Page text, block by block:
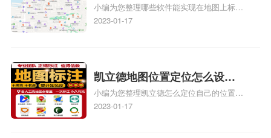
图位置地址标记？门指路人地
图标注服务中心苹果地图位置
小编为您整理哪些软件能实现在地图上标记
门指路人地图标注服务中心位置、门指路人
门指路人地图标注服务中心地址标注上地图
怎么弄相关地图标注知识，详情可查看下方
正文！
2023-01-17
凯立德地图位置定位怎么设置
自己的指路人地图标注服务中
心名？凯立德地图位置定位怎
小编为您整理凯立德怎么定位自己的位置
啊、手机凯立德地图定位怎么设置往上走、
2023-01-17